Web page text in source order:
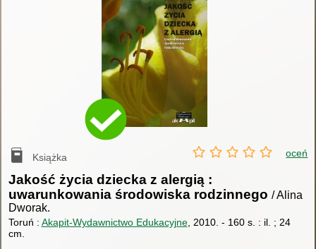
Książka oceń
Jakość życia dziecka z alergią :
uwarunkowania środowiska rodzinnego / Alina
Dworak.
Toruń : Akapit-Wydawnictwo Edukacyjne, 2010. - 160 s. : il. ; 24
cm.